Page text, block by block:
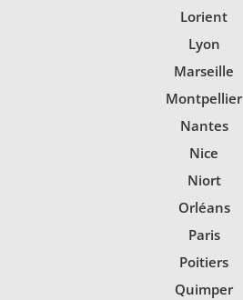
Lorient
Lyon
Marseille
Montpellier
Nantes
Nice
Niort
Orléans
Paris
Poitiers
Quimper